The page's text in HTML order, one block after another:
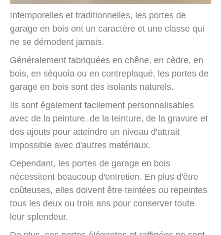
Intemporelles et traditionnelles, les portes de
garage en bois ont un caractère et une classe qui
ne se démodent jamais.
Généralement fabriquées en chêne, en cèdre, en
bois, en séquoia ou en contreplaqué, les portes de
garage en bois sont des isolants naturels.
Ils sont également facilement personnalisables
avec de la peinture, de la teinture, de la gravure et
des ajouts pour atteindre un niveau d'attrait
impossible avec d'autres matériaux.
Cependant, les portes de garage en bois
nécessitent beaucoup d'entretien. En plus d'être
coûteuses, elles doivent être teintées ou repeintes
tous les deux ou trois ans pour conserver toute
leur splendeur.